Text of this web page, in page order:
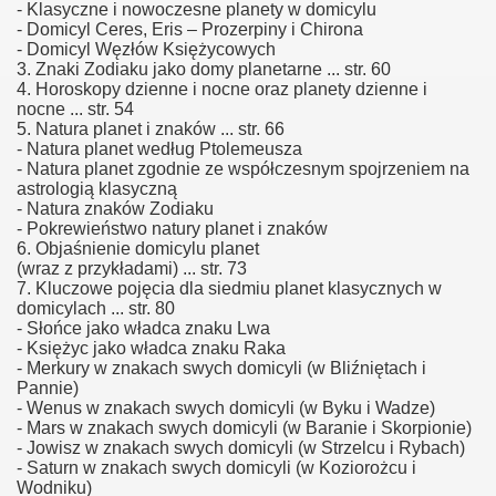
- Klasyczne i nowoczesne planety w domicylu
- Domicyl Ceres, Eris – Prozerpiny i Chirona
- Domicyl Węzłów Księżycowych
3. Znaki Zodiaku jako domy planetarne ... str. 60
4. Horoskopy dzienne i nocne oraz planety dzienne i
nocne ... str. 54
5. Natura planet i znaków ... str. 66
- Natura planet według Ptolemeusza
- Natura planet zgodnie ze współczesnym spojrzeniem na
astrologią klasyczną
- Natura znaków Zodiaku
- Pokrewieństwo natury planet i znaków
6. Objaśnienie domicylu planet
(wraz z przykładami) ... str. 73
7. Kluczowe pojęcia dla siedmiu planet klasycznych w
domicylach ... str. 80
- Słońce jako władca znaku Lwa
- Księżyc jako władca znaku Raka
- Merkury w znakach swych domicyli (w Bliźniętach i
Pannie)
- Wenus w znakach swych domicyli (w Byku i Wadze)
- Mars w znakach swych domicyli (w Baranie i Skorpionie)
- Jowisz w znakach swych domicyli (w Strzelcu i Rybach)
- Saturn w znakach swych domicyli (w Koziorożcu i
Wodniku)